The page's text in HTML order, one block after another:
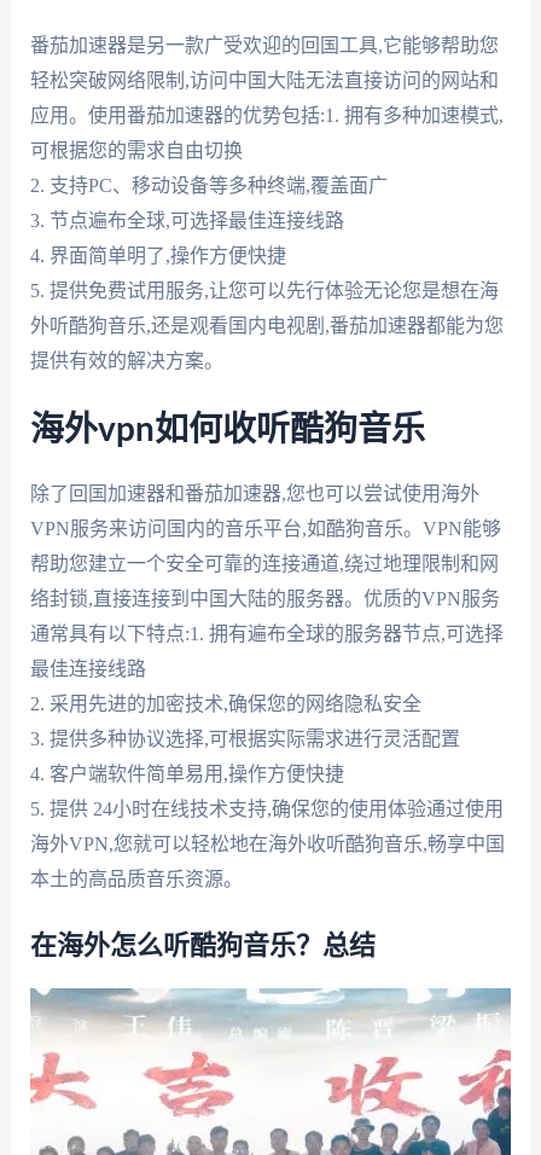
番茄加速器是另一款广受欢迎的回国工具,它能够帮助您
轻松突破网络限制,访问中国大陆无法直接访问的网站和
应用。使用番茄加速器的优势包括:1. 拥有多种加速模式,
可根据您的需求自由切换
2. 支持PC、移动设备等多种终端,覆盖面广
3. 节点遍布全球,可选择最佳连接线路
4. 界面简单明了,操作方便快捷
5. 提供免费试用服务,让您可以先行体验无论您是想在海
外听酷狗音乐,还是观看国内电视剧,番茄加速器都能为您
提供有效的解决方案。
海外vpn如何收听酷狗音乐
除了回国加速器和番茄加速器,您也可以尝试使用海外
VPN服务来访问国内的音乐平台,如酷狗音乐。VPN能够
帮助您建立一个安全可靠的连接通道,绕过地理限制和网
络封锁,直接连接到中国大陆的服务器。优质的VPN服务
通常具有以下特点:1. 拥有遍布全球的服务器节点,可选择
最佳连接线路
2. 采用先进的加密技术,确保您的网络隐私安全
3. 提供多种协议选择,可根据实际需求进行灵活配置
4. 客户端软件简单易用,操作方便快捷
5. 提供 24小时在线技术支持,确保您的使用体验通过使用
海外VPN,您就可以轻松地在海外收听酷狗音乐,畅享中国
本土的高品质音乐资源。
在海外怎么听酷狗音乐？总结